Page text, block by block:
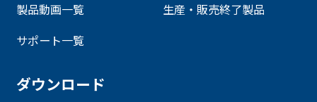
製品動画一覧
生産・販売終了製品
サポート一覧
ダウンロード